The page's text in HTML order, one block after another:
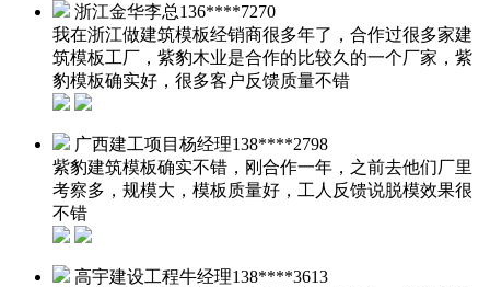
浙江金华李总136****7270
我在浙江做建筑模板经销商很多年了，合作过很多家建
筑模板工厂，紫豹木业是合作的比较久的一个厂家，紫
豹模板确实好，很多客户反馈质量不错
广西建工项目杨经理138****2798
紫豹建筑模板确实不错，刚合作一年，之前去他们厂里
考察多，规模大，模板质量好，工人反馈说脱模效果很
不错
高宇建设工程牛经理138****3613